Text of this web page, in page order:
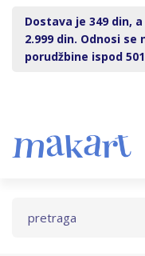
Dostava je 349 din,
2.999 din. Odnosi se
porudžbine ispod